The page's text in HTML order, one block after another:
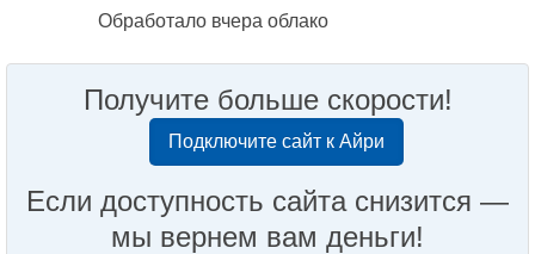
Обработало вчера облако
Получите больше скорости!
Подключите сайт к Айри
Если доступность сайта снизится —
мы вернем вам деньги!